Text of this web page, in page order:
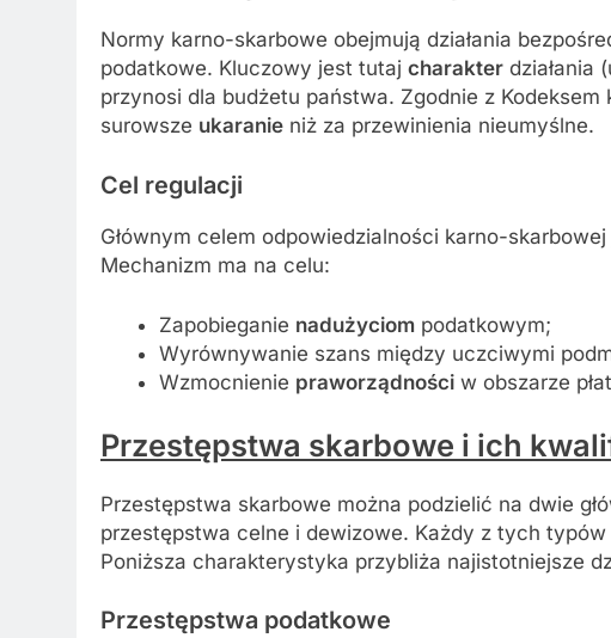
Normy karno-skarbowe obejmują działania
podatkowe. Kluczowy jest tutaj charakter działania
przynosi dla budżetu państwa. Zgodnie z
surowsze ukaranie niż za przewinienia nieumyślne.
Cel regulacji
Głównym celem odpowiedzialności karno-
Mechanizm ma na celu:
Zapobieganie nadużyciompodatkowym;
Wyrównywanie szans między uczciwymi
Wzmocnienie praworządnościw obszarze
Przestępstwa skarbowe i ich
Przestępstwa skarbowe można podzielić na dwie
przestępstwa celne i dewizowe. Każdy z tych typów
Poniższa charakterystyka przybliża najistotniejsze
Przestępstwa podatkowe